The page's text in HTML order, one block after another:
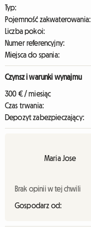
Typ:
Pojemność zakwaterowania:
Liczba pokoi:
Numer referencyjny:
Miejsca do spania:
Czynsz i warunki wynajmu
300 € / miesiąc
Czas trwania:
Depozyt zabezpieczający:
Maria Jose
Brak opinii w tej chwili
Gospodarz od: